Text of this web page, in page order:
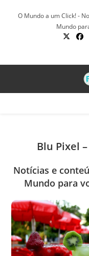
O Mundo a um Click! -
Mundo
Blu Pixel
Notícias e
Mundo para